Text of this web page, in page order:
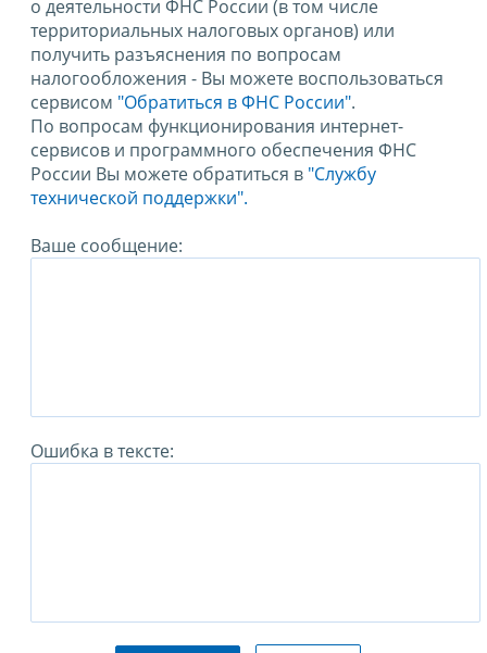
о деятельности ФНС России (в том числе
территориальных налоговых органов) или
получить разъяснения по вопросам
налогообложения - Вы можете воспользоваться
сервисом "Обратиться в ФНС России".
По вопросам функционирования интернет-
сервисов и программного обеспечения ФНС
России Вы можете обратиться в "Службу
технической поддержки".
Ваше сообщение:
Ошибка в тексте: